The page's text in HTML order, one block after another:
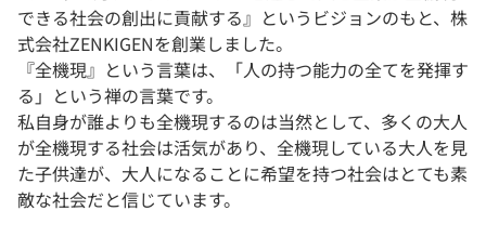
法人向けプラン
学校向けプラン
契約内容・クーポン
できる社会の創出に貢献する』というビジョンのもと、株
式会社ZENKIGENを創業しました。
『全機現』という言葉は、「人の持つ能力の全てを発揮す
る」という禅の言葉です。
私自身が誰よりも全機現するのは当然として、多くの大人
が全機現する社会は活気があり、全機現している大人を見
た子供達が、大人になることに希望を持つ社会はとても素
敵な社会だと信じています。